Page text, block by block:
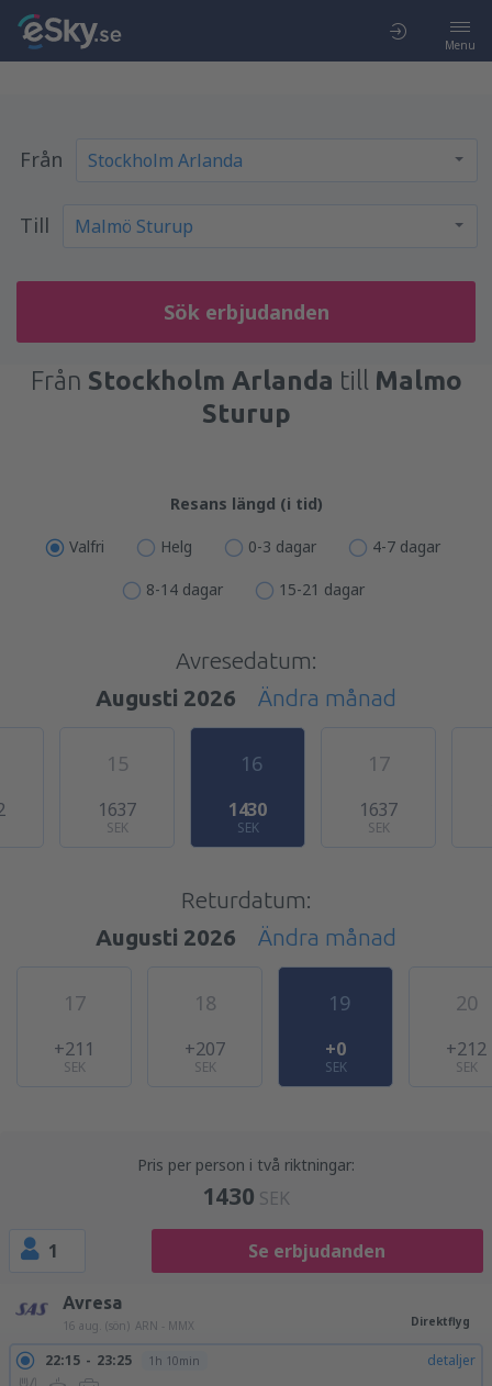
Menu
Från
Till
Sök erbjudanden
Från Stockholm Arlanda till Malmo
Sturup
Resans längd (i tid)
Valfri Helg 0-3 dagar 4-7 dagar
8-14 dagar 15-21 dagar
Avresedatum:
Augusti 2026
Ändra månad
15
1637
SEK
16
1430
SEK
17
1637
SEK
Returdatum:
Augusti 2026
Ändra månad
17
+211
SEK
18
+207
SEK
19
+0
SEK
20
+212
SEK
Pris per person i två riktningar:
1430 SEK
1 Se erbjudanden
Avresa
16 aug. (sön) ARN - MMX Direktflyg
22:15 23:25 1h 10min detaljer